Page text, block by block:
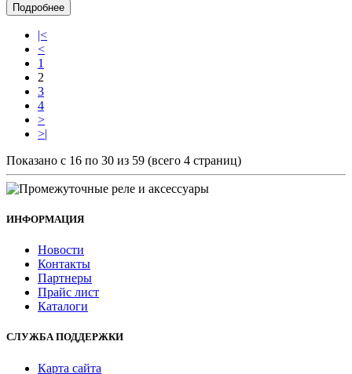
Подробнее
|<
<
1
2
3
4
>
>|
Показано с 16 по 30 из 59 (всего 4 страниц)
ИНФОРМАЦИЯ
Новости
Контакты
Партнеры
Прайс лист
Каталоги
СЛУЖБА ПОДДЕРЖКИ
Карта сайта